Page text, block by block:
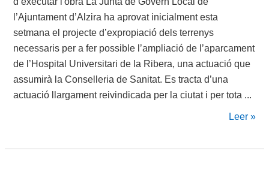
l’Ajuntament d’Alzira ha aprovat inicialment esta
setmana el projecte d’expropiació dels terrenys
necessaris per a fer possible l’ampliació de l’aparcament
de l’Hospital Universitari de la Ribera, una actuació que
assumirà la Conselleria de Sanitat. Es tracta d’una
actuació llargament reivindicada per la ciutat i per tota ...
Leer »